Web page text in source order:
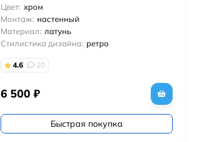
Цвет: хром
Монтаж: настенный
Материал: латунь
Стилистика дизайна: ретро
4.6 20
6 500₽
Быстрая покупка